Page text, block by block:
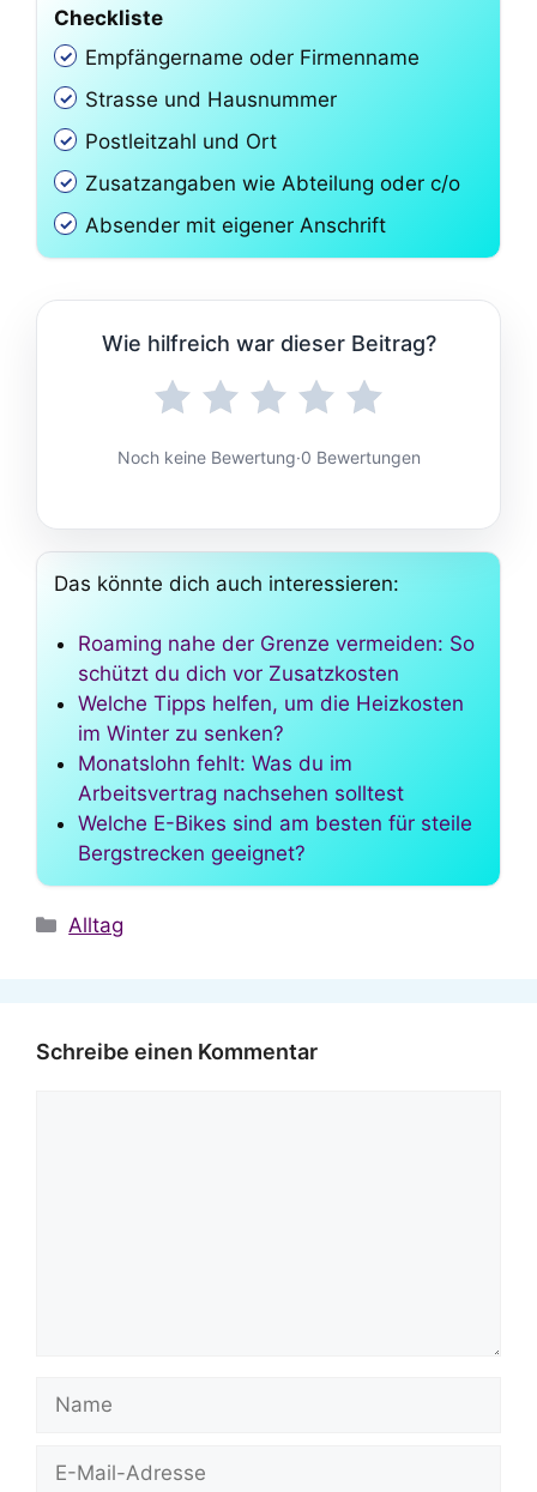
Checkliste
Empfängername oder Firmenname
Strasse und Hausnummer
Postleitzahl und Ort
Zusatzangaben wie Abteilung oder c/o
Absender mit eigener Anschrift
Wie hilfreich war dieser Beitrag?
Noch keine Bewertung·0 Bewertungen
Das könnte dich auch interessieren:
Roaming nahe der Grenze vermeiden: So
schützt du dich vor Zusatzkosten
Welche Tipps helfen, um die Heizkosten
im Winter zu senken?
Monatslohn fehlt: Was du im
Arbeitsvertrag nachsehen solltest
Welche E-Bikes sind am besten für steile
Bergstrecken geeignet?
Kategorien
Alltag
Schreibe einen Kommentar
Name